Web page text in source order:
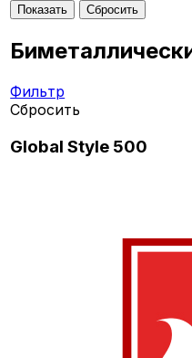
Фильтр
Сбросить
Global Style 500